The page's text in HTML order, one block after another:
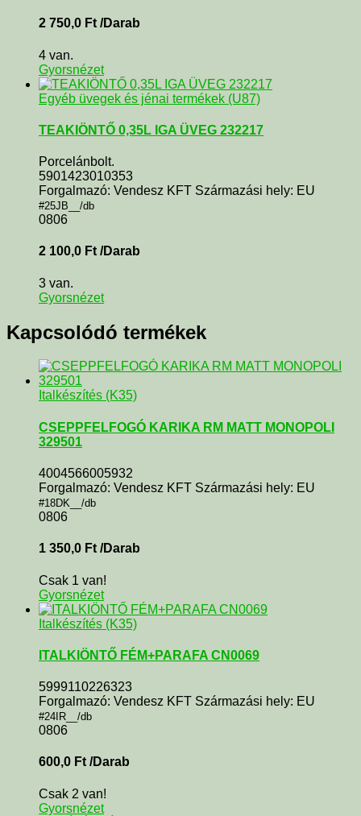
2 750,0 Ft /Darab
4 van.
Gyorsnézet
Egyéb üvegek és jénai termékek (U87)
TEAKIÖNTŐ 0,35L IGA ÜVEG 232217
Porcelánbolt.
5901423010353
Forgalmazó: Vendesz KFT Származási hely: EU
#25JB__/db
0806
2 100,0 Ft /Darab
3 van.
Gyorsnézet
Kapcsolódó termékek
Italkészítés (K35)
CSEPPFELFOGÓ KARIKA RM MATT MONOPOLI
329501
4004566005932
Forgalmazó: Vendesz KFT Származási hely: EU
#18DK__/db
0806
1 350,0 Ft /Darab
Csak 1 van!
Gyorsnézet
Italkészítés (K35)
ITALKIÖNTŐ FÉM+PARAFA CN0069
5999110226323
Forgalmazó: Vendesz KFT Származási hely: EU
#24IR__/db
0806
600,0 Ft /Darab
Csak 2 van!
Gyorsnézet